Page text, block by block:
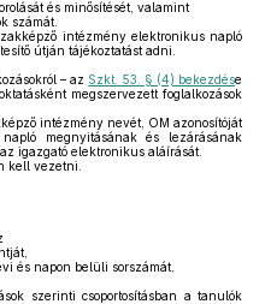
és minősítését, valamint
számát.
intézmény elektronikus napló
útján tájékoztatást adni.
– az Szkt. 53. § (4) bekezdése
megszervezett foglalkozások
intézmény nevét, OM azonosítóját
megnyitásának és lezárásának
igazgató elektronikus aláírását.
kell vezetni.
és napon belüli sorszámát,
szerinti csoportosításban a tanulók